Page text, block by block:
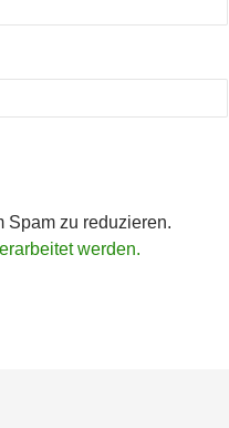
Spam zu reduzieren.
werden.